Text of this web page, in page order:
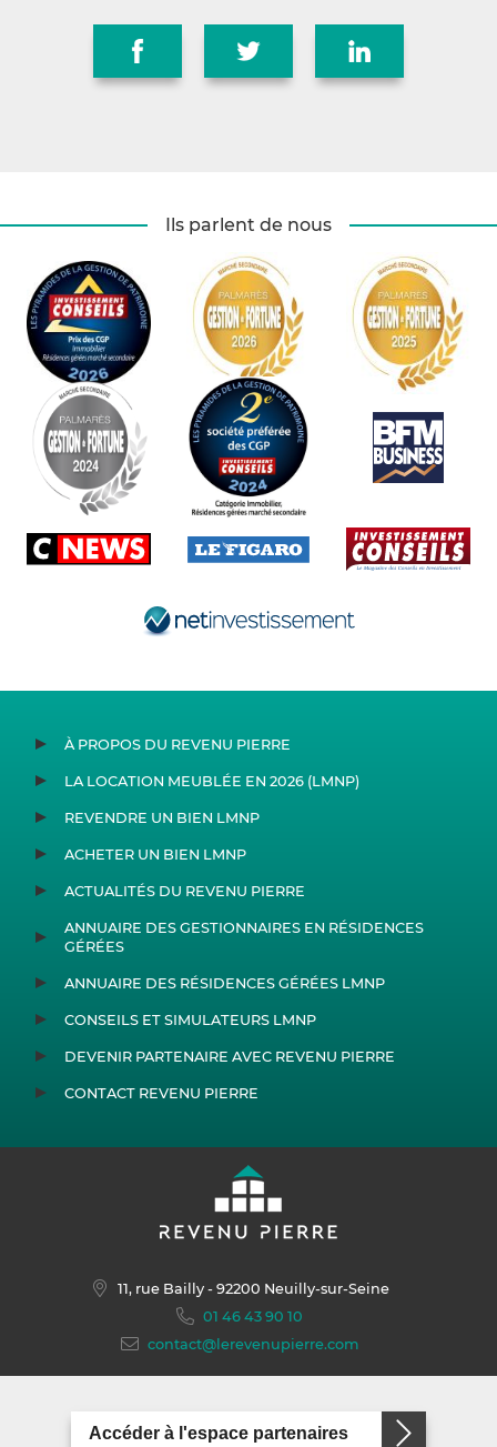
Ils parlent de nous
À PROPOS DU REVENU PIERRE
LA LOCATION MEUBLÉE EN 2026 (LMNP)
REVENDRE UN BIEN LMNP
ACHETER UN BIEN LMNP
ACTUALITÉS DU REVENU PIERRE
ANNUAIRE DES GESTIONNAIRES EN RÉSIDENCES
GÉRÉES
ANNUAIRE DES RÉSIDENCES GÉRÉES LMNP
CONSEILS ET SIMULATEURS LMNP
DEVENIR PARTENAIRE AVEC REVENU PIERRE
CONTACT REVENU PIERRE
11, rue Bailly- 92200 Neuilly-sur-Seine
01 46 43 90 10
contact@lerevenupierre.com
Accéder à l'espace partenaires